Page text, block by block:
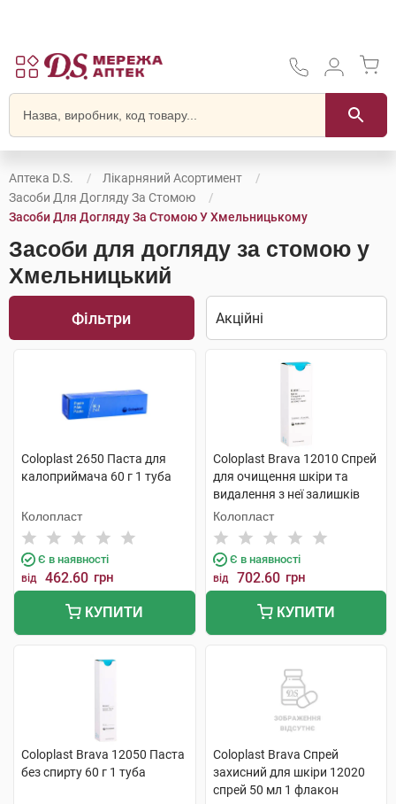
Аптека D.S.
Лікарняний Асортимент
Засоби Для Догляду За Стомою
Засоби Для Догляду За Стомою У Хмельницькому
Засоби для догляду за стомою у
Хмельницький
Фільтри
Coloplast 2650 Паста для
калоприймача 60 г 1 туба
Колопласт
Є в наявності
від 462.60 грн
КУПИТИ
Coloplast Brava 12010 Cпрей
для очищення шкіри та
видалення з неї залишків
адгезиву спрей 50 мл 1
флакон
Колопласт
Є в наявності
від 702.60 грн
КУПИТИ
Coloplast Brava 12050 Паста
без спирту 60 г 1 туба
Coloplast Brava Спрей
захисний для шкіри 12020
спрей 50 мл 1 флакон